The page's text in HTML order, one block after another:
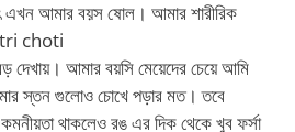
আমার বয়স ষোল। আমার শারীরিক
stri choti
আমার বয়সি মেয়েদের চেয়ে আমি
স্তন গুলোও চোখে পড়ার মত। তবে
থাকলেও রঙ এর দিক থেকে খুব ফর্সা